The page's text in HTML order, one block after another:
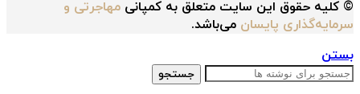
© کلیه حقوق این سایت متعلق به کمپانی مهاجرتی و
سرمایه‌گذاری پایسان می‌باشد.
بستن
جستجو